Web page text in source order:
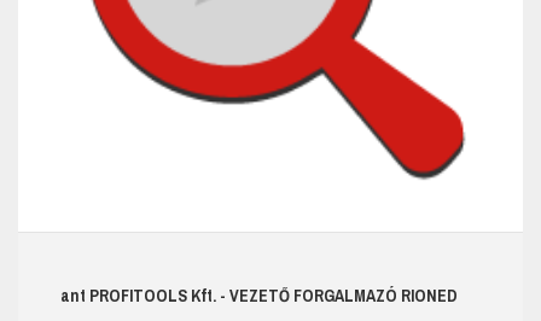
ant PROFITOOLS Kft. - VEZETŐ FORGALMAZÓ RIONED